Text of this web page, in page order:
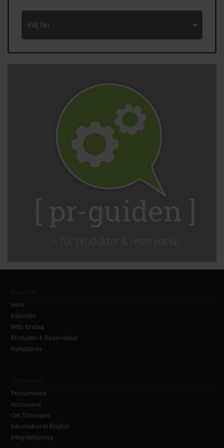
Hem
Kalender
Hitta företag
Produkter & Reservdelar
Nyhetsbrev
Prenumerera
Annonsera
Om Tidningen
Information in English
Integritetspolicy